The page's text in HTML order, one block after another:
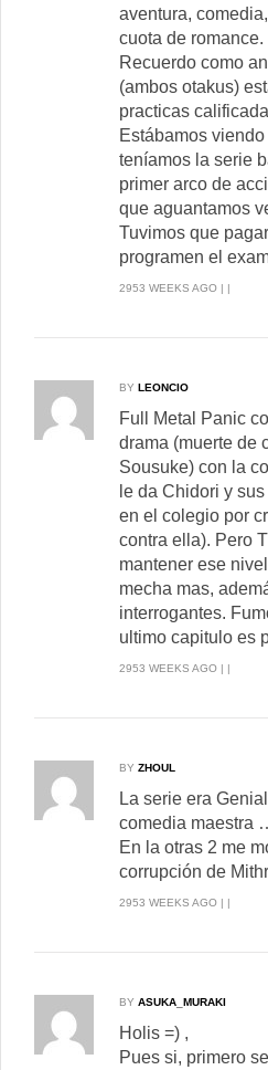
aventura,
cuota de romance.
Recuerdo como
(ambos otakus)
practicas
Estábamos
teníamos la serie
primer arco de
que aguantamos
Tuvimos que
programen el
2953 WEEKS AGO | |
BY LEONCIO
Full Metal Panic
drama (muerte de
Sousuke) con la
le da Chidori y
en el colegio por
contra ella). Pero
mantener ese
mecha mas,
interrogantes.
ultimo capitulo es
2953 WEEKS AGO | |
BY ZHOUL
La serie era
comedia maestra
En la otras 2 me
corrupción de
2953 WEEKS AGO | |
BY ASUKA_MURAKI
Holis =) ,
Pues si, primero